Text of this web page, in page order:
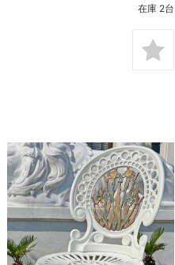
在庫 2台